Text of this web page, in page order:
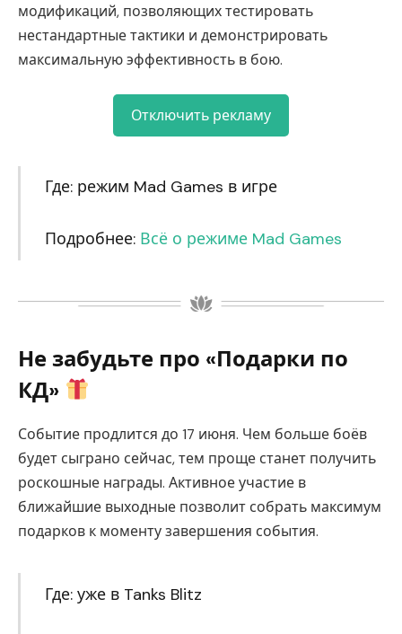
модификаций, позволяющих тестировать
нестандартные тактики и демонстрировать
максимальную эффективность в бою.
Отключить рекламу
Где: режим Mad Games в игре
Подробнее: Всё о режиме Mad Games
Не забудьте про «Подарки по
КД»
Событие продлится до 17 июня. Чем больше боёв
будет сыграно сейчас, тем проще станет получить
роскошные награды. Активное участие в
ближайшие выходные позволит собрать максимум
подарков к моменту завершения события.
Где: уже в Tanks Blitz